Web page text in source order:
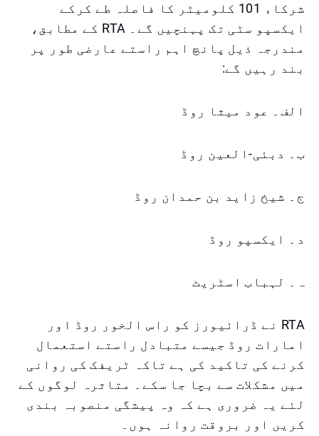
شرکاء 101 کلومیٹر کا فاصلہ طے کرکے
ایکسپو سٹی تک پہنچیں گے۔ RTA کے مطابق،
مندرجہ ذیل پانچ اہم راستے عارضی طور پر
بند رہیں گے:
الف۔ عود میثا روڈ
ب۔ دبئی-العین روڈ
ج۔ شیخ زاید بن حمدان روڈ
د۔ ایکسپو روڈ
ہ۔ لہباب اسٹریٹ
RTA نے ڈرائیورز کو راس الخور روڈ اور
امارات روڈ جیسے متبادل راستے استعمال
کرنے کی تاکید کی ہے تاکہ ٹریفک کی روانی
میں مشکلات سے بچا جا سکے۔ متاثرہ لوگوں کے
لئے یہ ضروری ہے کہ وہ پیشگی منصوبہ بندی
کریں اور بروقت روانہ ہوں۔